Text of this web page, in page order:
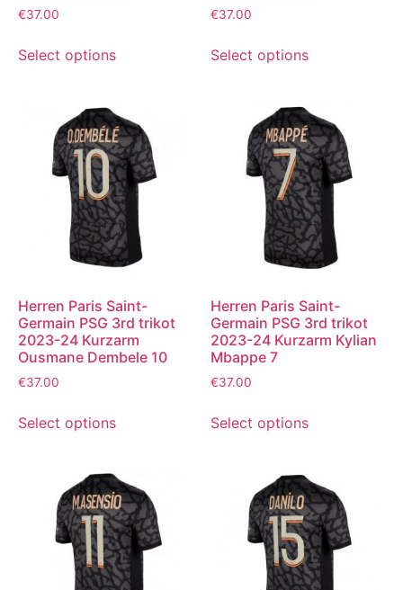
€37.00
Select options
€37.00
Select options
Herren Paris Saint-
Germain PSG 3rd trikot
2023-24 Kurzarm
Ousmane Dembele 10
€37.00
Select options
Herren Paris Saint-
Germain PSG 3rd trikot
2023-24 Kurzarm Kylian
Mbappe 7
€37.00
Select options